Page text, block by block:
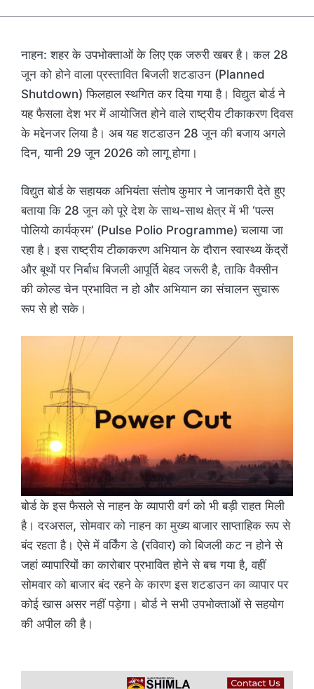
नाहन: शहर के उपभोक्ताओं के लिए एक जरुरी खबर है। कल 28
जून को होने वाला प्रस्तावित बिजली शटडाउन (Planned
Shutdown) फिलहाल स्थगित कर दिया गया है। विद्युत बोर्ड ने
यह फैसला देश भर में आयोजित होने वाले राष्ट्रीय टीकाकरण दिवस
के मद्देनजर लिया है। अब यह शटडाउन 28 जून की बजाय अगले
दिन, यानी 29 जून 2026 को लागू होगा।
विद्युत बोर्ड के सहायक अभियंता संतोष कुमार ने जानकारी देते हुए
बताया कि 28 जून को पूरे देश के साथ-साथ क्षेत्र में भी ‘पल्स
पोलियो कार्यक्रम’ (Pulse Polio Programme) चलाया जा
रहा है। इस राष्ट्रीय टीकाकरण अभियान के दौरान स्वास्थ्य केंद्रों
और बूथों पर निर्बाध बिजली आपूर्ति बेहद जरूरी है, ताकि वैक्सीन
की कोल्ड चेन प्रभावित न हो और अभियान का संचालन सुचारू
रूप से हो सके।
बोर्ड के इस फैसले से नाहन के व्यापारी वर्ग को भी बड़ी राहत मिली
है। दरअसल, सोमवार को नाहन का मुख्य बाजार साप्ताहिक रूप से
बंद रहता है। ऐसे में वर्किंग डे (रविवार) को बिजली कट न होने से
जहां व्यापारियों का कारोबार प्रभावित होने से बच गया है, वहीं
सोमवार को बाजार बंद रहने के कारण इस शटडाउन का व्यापार पर
कोई खास असर नहीं पड़ेगा। बोर्ड ने सभी उपभोक्ताओं से सहयोग
की अपील की है।